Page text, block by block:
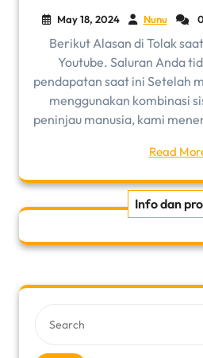
May 18, 2024 Nunu
Berikut Alasan di Tolak
Youtube. Saluran Anda
pendapatan saat ini Setelah
menggunakan kombinasi
peninjau manusia, kami
Read
Info dan